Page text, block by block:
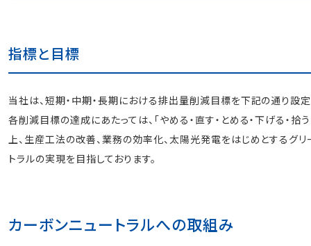
指標と目標
当社は、短期・中期・長期における排出量削減目標を下記の通り設定
各削減目標の達成にあたっては、「やめる・直す・とめる・下げる・
上、生産工法の改善、業務の効率化、太陽光発電をはじめとするグ
トラルの実現を目指しております。
カーボンニュートラルへの取組み